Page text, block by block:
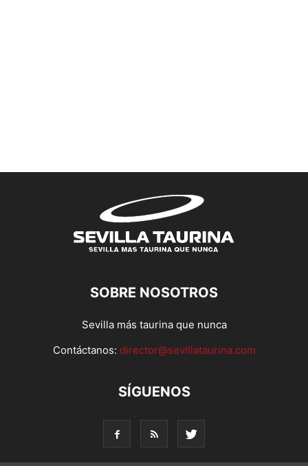
SOBRE NOSOTROS
Sevilla más taurina que nunca
Contáctanos: director@sevillataurina.com
SÍGUENOS